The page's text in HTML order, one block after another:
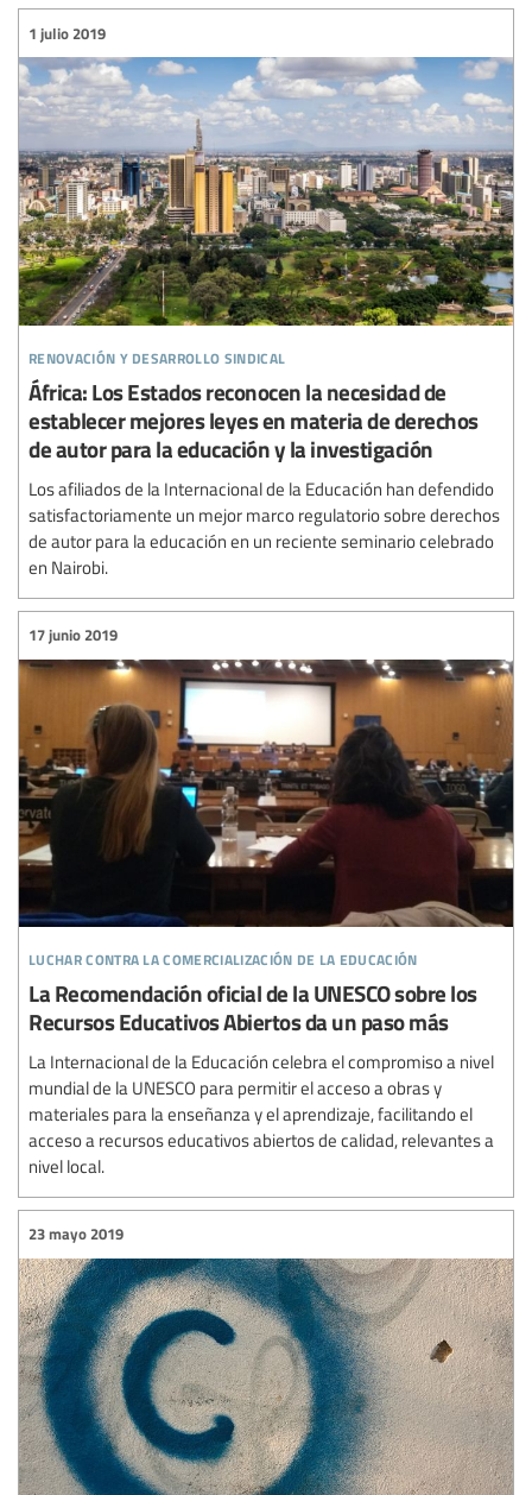
renovación y desarrollo sindical
1 julio 2019
África: Los Estados reconocen la necesidad de
establecer mejores leyes en materia de derechos
de autor para la educación y la investigación
Los afiliados de la Internacional de la Educación han defendido
satisfactoriamente un mejor marco regulatorio sobre derechos
de autor para la educación en un reciente seminario celebrado
en Nairobi.
luchar contra la comercialización de la educación
17 junio 2019
La Recomendación oficial de la UNESCO sobre los
Recursos Educativos Abiertos da un paso más
La Internacional de la Educación celebra el compromiso a nivel
mundial de la UNESCO para permitir el acceso a obras y
materiales para la enseñanza y el aprendizaje, facilitando el
acceso a recursos educativos abiertos de calidad, relevantes a
nivel local.
23 mayo 2019